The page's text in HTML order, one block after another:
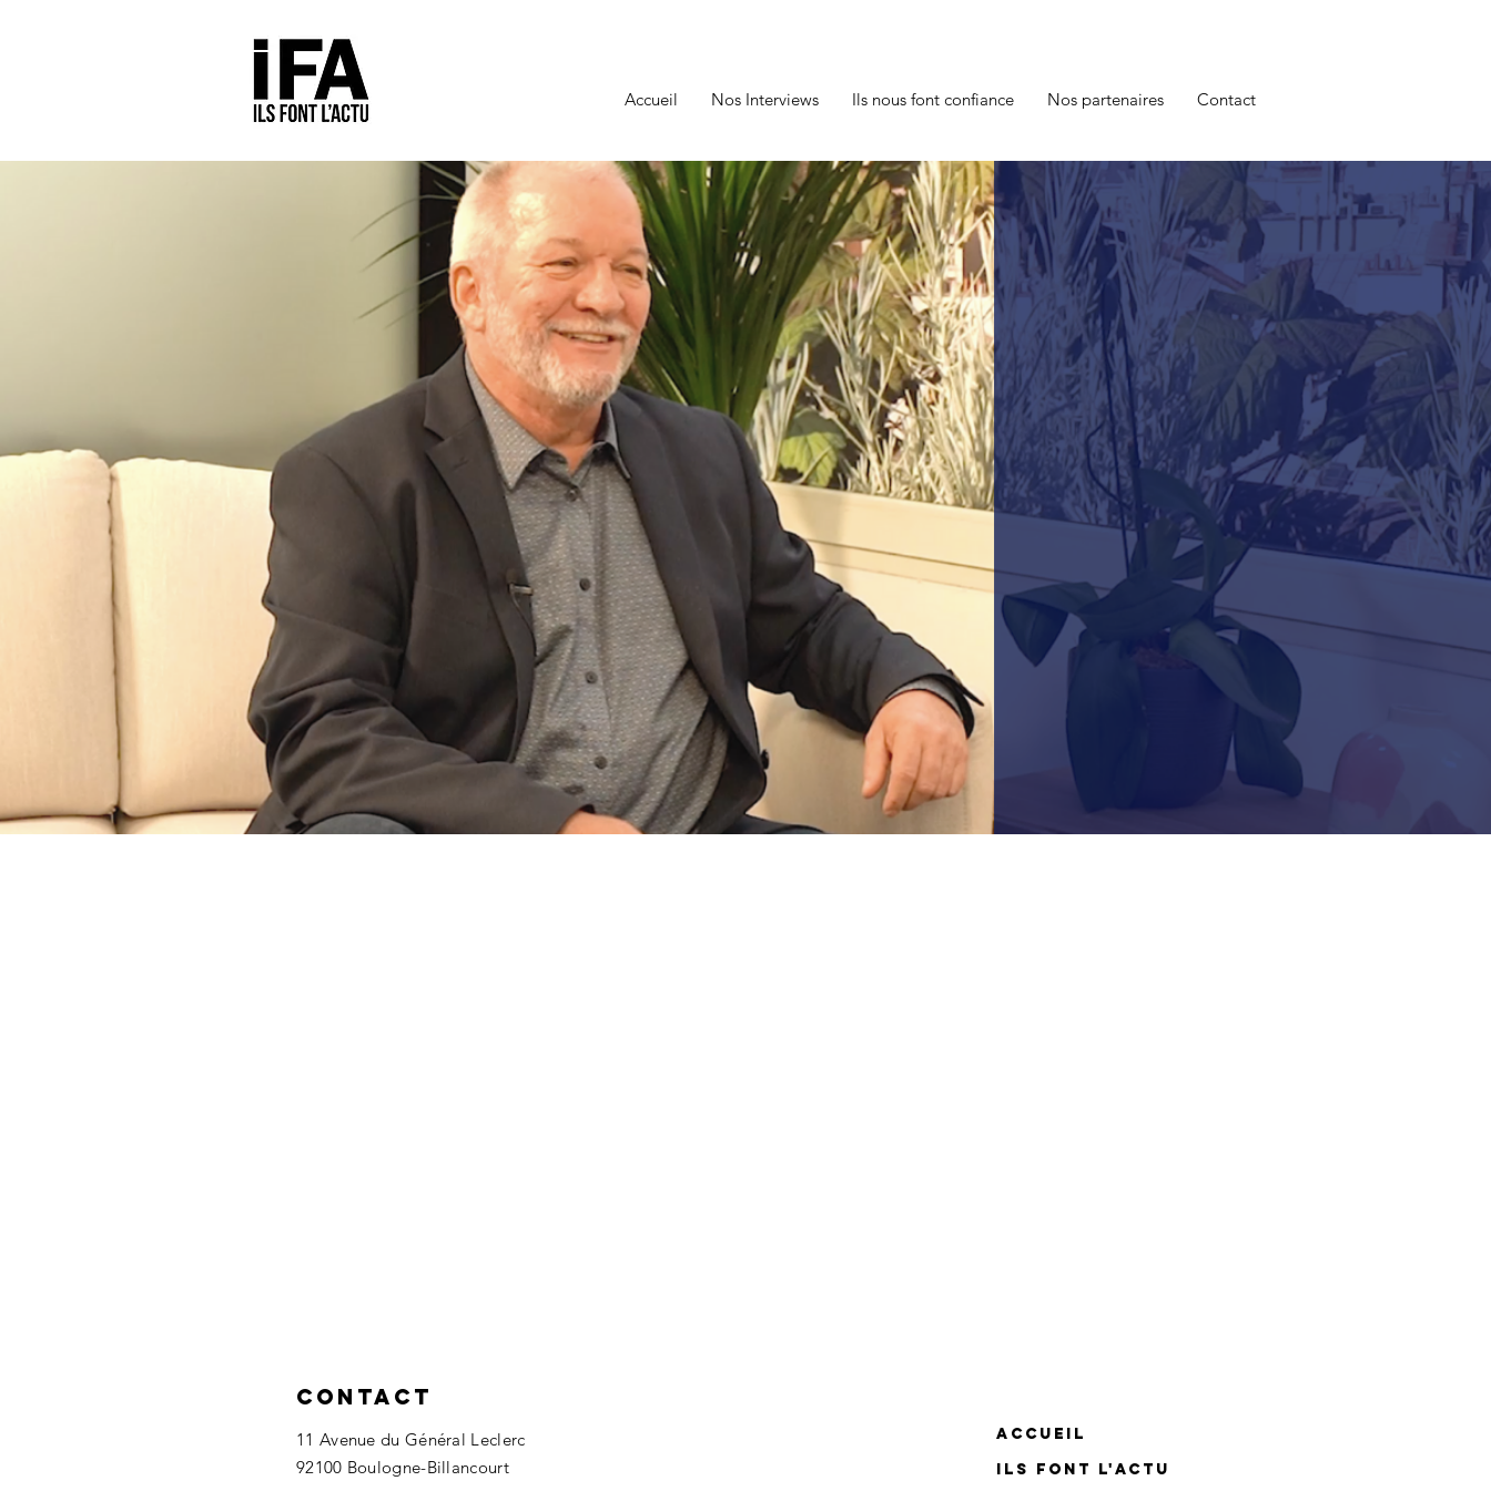
Accueil Nos Interviews Ils nous font confiance Nos partenaires Contact
Contact
11 Avenue du Général Leclerc
92100 Boulogne-Billancourt
ACCUEIL
ILS FONT L'ACTU